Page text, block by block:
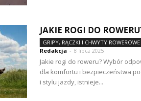
JAKIE ROGI DO
GRIPY, RĄCZKI I CHWYTY
Redakcja - 8 lipca 2025
Jakie rogi do roweru? Wybór
dla komfortu i bezpieczeństwa
i stylu jazdy, istnieje...